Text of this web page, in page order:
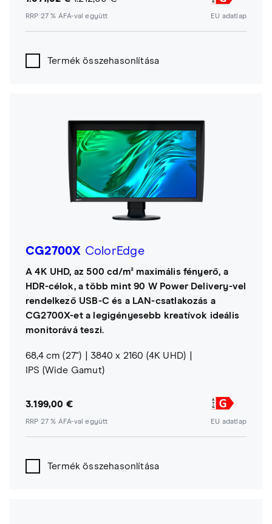
RRP 27 % ÁFÁ-val együtt EU adatlap
Termék összehasonlítása
CG2700X ColorEdge
A 4K UHD, az 500 cd/m² maximális fényerő, a
HDR-célok, a több mint 90 W Power Delivery-vel
rendelkező USB-C és a LAN-csatlakozás a
CG2700X-et a legigényesebb kreatívok ideális
monitorává teszi.
68,4 cm (27")
3840 x 2160 (4K UHD)
IPS (Wide Gamut)
3.199,00 €
RRP 27 % ÁFÁ-val együtt EU adatlap
Termék összehasonlítása